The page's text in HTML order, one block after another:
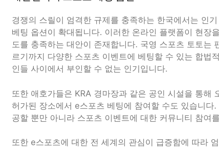
경쟁의 스릴이 엄격한 규제를 충족하는 한국에서는 인
베팅 옵션이 확대됩니다. 이러한 온라인 플랫폼이 현장
도를 충족하는 대안이 존재합니다. 국영 스포츠 토토는
르기까지 다양한 스포츠 이벤트에 베팅할 수 있는 합법
인들 사이에서 부인할 수 없는 인기입니다.
또한 애호가들은 KRA 경마장과 같은 공인 시설을 통해
허가된 장소에서 e스포츠 베팅에 참여할 수도 있습니다
공할 뿐만 아니라 스포츠 이벤트에 대한 커뮤니티 참여
또한 e스포츠에 대한 전 세계의 관심이 급증함에 따라